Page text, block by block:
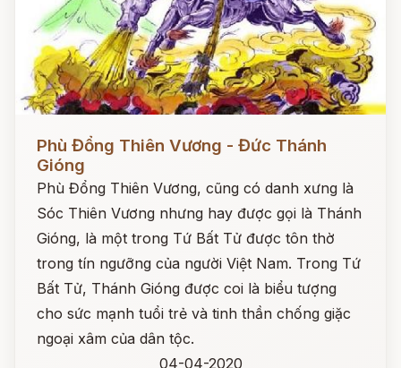
Phù Đổng Thiên Vương - Đức Thánh
Gióng
Phù Đổng Thiên Vương, cũng có danh xưng là
Sóc Thiên Vương nhưng hay được gọi là Thánh
Gióng, là một trong Tứ Bất Tử được tôn thờ
trong tín ngưỡng của người Việt Nam. Trong Tứ
Bất Tử, Thánh Gióng được coi là biểu tượng
cho sức mạnh tuổi trẻ và tinh thần chống giặc
ngoại xâm của dân tộc.
04-04-2020